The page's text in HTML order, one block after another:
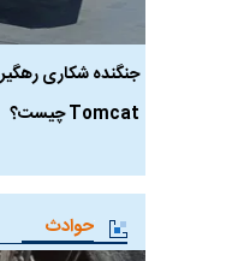
Tomcat چیست؟
حوادث